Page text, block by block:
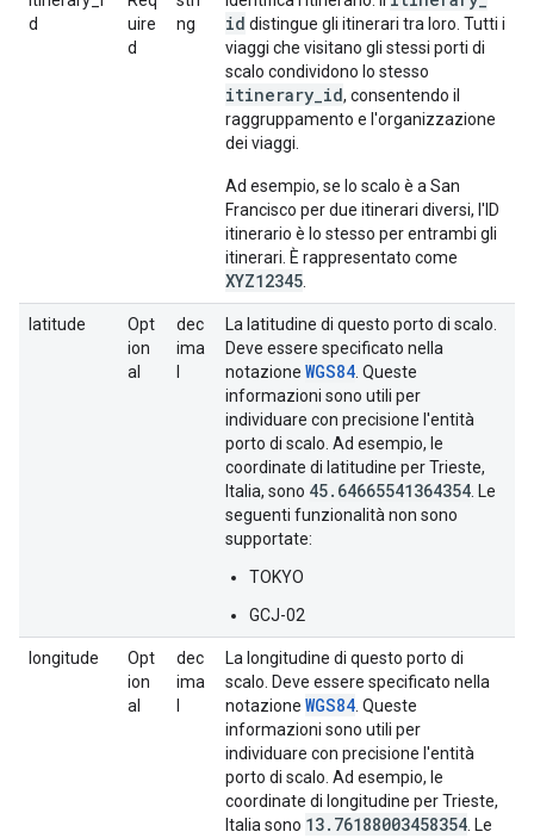
d
uire
d
ng
id distingue gli itinerari tra loro. Tutti i
viaggi che visitano gli stessi porti di
scalo condividono lo stesso
itinerary id, consentendo il
raggruppamento e l'organizzazione
dei viaggi.
Ad esempio, se lo scalo è a San
Francisco per due itinerari diversi, l'ID
itinerario è lo stesso per entrambi gli
itinerari. È rappresentato come
XYZ12345
latitude
Opt
ion
al
dec
ima
La latitudine di questo porto di scalo.
Deve essere specificato nella
notazione WGS84 . Queste
informazioni sono utili per
individuare con precisione l'entità
porto di scalo. Ad esempio, le
coordinate di latitudine per Trieste,
Italia, sono 45. 64665541364354 . Le
seguenti funzionalità non sono
supportate:
TOKYO
GCJ-02
longitude
Opt
ion
al
dec
ima
La longitudine di questo porto di
scalo. Deve essere specificato nella
notazione WGS84 . Queste
informazioni sono utili per
individuare con precisione l'entità
porto di scalo. Ad esempio, le
coordinate di longitudine per Trieste,
Italia sono 13. 76188003458354 . Le